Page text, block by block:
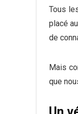
Tous
placé
de
Mais
que